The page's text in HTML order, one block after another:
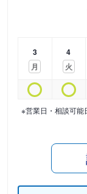
3
月
4
火
※営業日・相談可能